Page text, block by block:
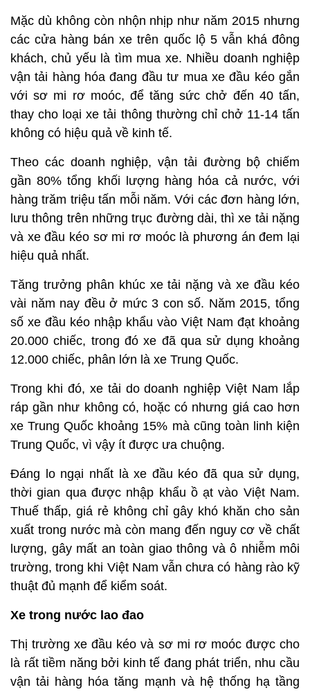
Mặc dù không còn nhộn nhịp như năm 2015 nhưng
các cửa hàng bán xe trên quốc lộ 5 vẫn khá đông
khách, chủ yếu là tìm mua xe. Nhiều doanh nghiệp
vận tải hàng hóa đang đầu tư mua xe đầu kéo gắn
với sơ mi rơ moóc, để tăng sức chở đến 40 tấn,
thay cho loại xe tải thông thường chỉ chở 11-14 tấn
không có hiệu quả về kinh tế.
Theo các doanh nghiệp, vận tải đường bộ chiếm
gần 80% tổng khối lượng hàng hóa cả nước, với
hàng trăm triệu tấn mỗi năm. Với các đơn hàng lớn,
lưu thông trên những trục đường dài, thì xe tải nặng
và xe đầu kéo sơ mi rơ moóc là phương án đem lại
hiệu quả nhất.
Tăng trưởng phân khúc xe tải nặng và xe đầu kéo
vài năm nay đều ở mức 3 con số. Năm 2015, tổng
số xe đầu kéo nhập khẩu vào Việt Nam đạt khoảng
20.000 chiếc, trong đó xe đã qua sử dụng khoảng
12.000 chiếc, phân lớn là xe Trung Quốc.
Trong khi đó, xe tải do doanh nghiệp Việt Nam lắp
ráp gần như không có, hoặc có nhưng giá cao hơn
xe Trung Quốc khoảng 15% mà cũng toàn linh kiện
Trung Quốc, vì vậy ít được ưa chuộng.
Đáng lo ngại nhất là xe đầu kéo đã qua sử dụng,
thời gian qua được nhập khẩu ồ ạt vào Việt Nam.
Thuế thấp, giá rẻ không chỉ gây khó khăn cho sản
xuất trong nước mà còn mang đến nguy cơ về chất
lượng, gây mất an toàn giao thông và ô nhiễm môi
trường, trong khi Việt Nam vẫn chưa có hàng rào kỹ
thuật đủ mạnh để kiểm soát.
Xe trong nước lao đao
Thị trường xe đầu kéo và sơ mi rơ moóc được cho
là rất tiềm năng bởi kinh tế đang phát triển, nhu cầu
vận tải hàng hóa tăng mạnh và hệ thống hạ tầng